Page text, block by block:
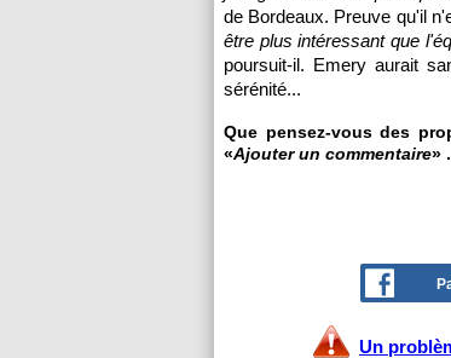
de Bordeaux. Preuve qu'il
être plus intéressant que
poursuit-il. Emery aurait
sérénité...
Que pensez-vous des
«Ajouter un commentaire»
Un